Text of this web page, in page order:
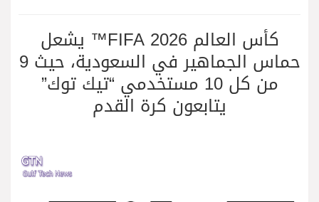
الشعراء يلهبون الحماس بالبدع والرد.. في مهرجان الاطاولة
كأس العالم FIFA 2026™️ يشعل
حماس الجماهير في السعودية، حيث 9
من كل 10 مستخدمي “تيك توك”
يتابعون كرة القدم